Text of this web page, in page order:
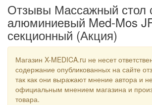
Отзывы Массажный стол
алюминиевый Med-Mos
секционный (Акция)
Магазин X-MEDICA.ru не несет
содержание опубликованных на сайте
так как они выражают мнение автора и
официальным мнением магазина и
товара.